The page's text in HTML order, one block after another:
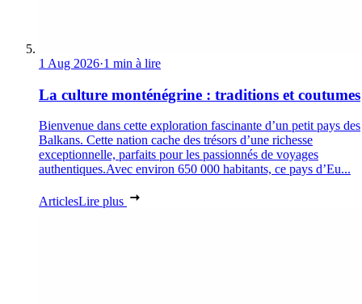
1 Aug 2026·1 min à lire
La culture monténégrine : traditions et coutumes
Bienvenue dans cette exploration fascinante d’un petit pays des
Balkans. Cette nation cache des trésors d’une richesse
exceptionnelle, parfaits pour les passionnés de voyages
authentiques.Avec environ 650 000 habitants, ce pays d’Eu...
ArticlesLire plus